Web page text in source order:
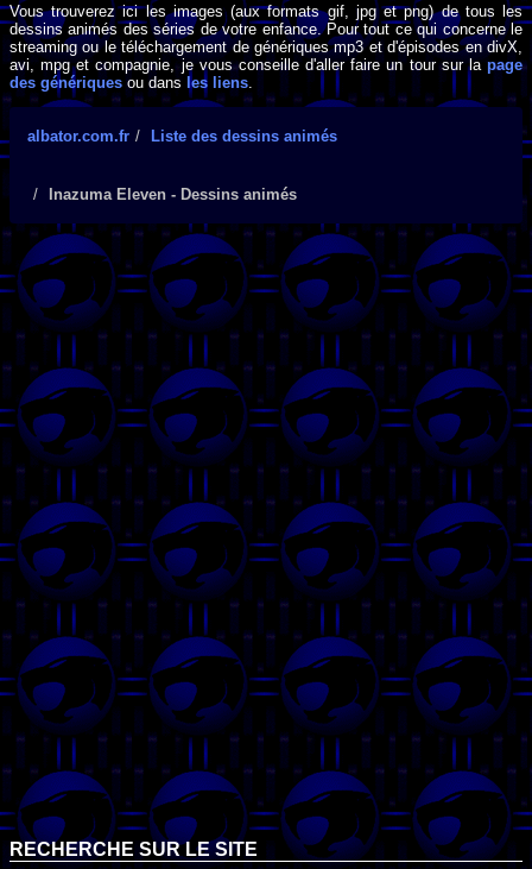
Vous trouverez ici les images (aux formats gif, jpg et png) de tous les
dessins animés des séries de votre enfance. Pour tout ce qui concerne le
streaming ou le téléchargement de génériques mp3 et d'épisodes en divX,
avi, mpg et compagnie, je vous conseille d'aller faire un tour sur la page
des génériques ou dans les liens.
albator.com.fr Liste des dessins animés
Inazuma Eleven - Dessins animés
RECHERCHE SUR LE SITE